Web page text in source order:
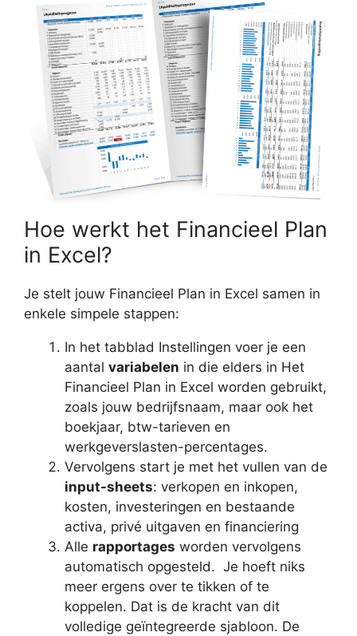
Hoe werkt het Financieel Plan
in Excel?
Je stelt jouw Financieel Plan in Excel samen in
enkele simpele stappen:
In het tabblad Instellingen voer je een
aantal variabelen in die elders in Het
Financieel Plan in Excel worden gebruikt,
zoals jouw bedrijfsnaam, maar ook het
boekjaar, btw-tarieven en
werkgeverslasten-percentages.
Vervolgens start je met het vullen van de
input-sheets: verkopen en inkopen,
kosten, investeringen en bestaande
activa, privé uitgaven en financiering
Alle rapportages worden vervolgens
automatisch opgesteld. Je hoeft niks
meer ergens over te tikken of te
koppelen. Dat is de kracht van dit
volledige geïntegreerde sjabloon. De